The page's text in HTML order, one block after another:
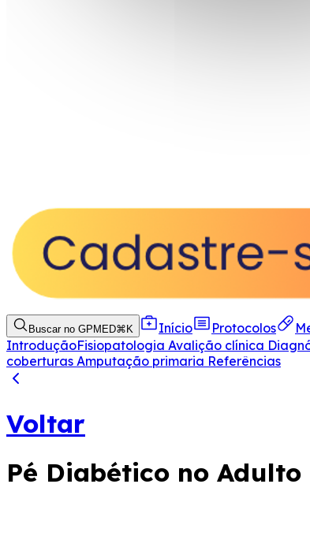
Buscar no GPMED⌘ K Início Protocolos
IntroduçãoFisiopatologia Avalição clínica
coberturas Amputação primaria Referências
Voltar
Pé Diabético no Adulto